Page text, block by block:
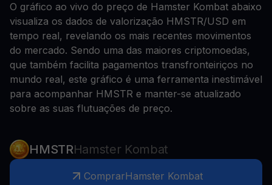
O gráfico ao vivo do preço de Hamster Kombat abaixo
visualiza os dados de valorização HMSTR/USD em
tempo real, revelando os mais recentes movimentos
do mercado. Sendo uma das maiores criptomoedas,
que também facilita pagamentos transfronteiriços no
mundo real, este gráfico é uma ferramenta inestimável
para acompanhar HMSTR e manter-se atualizado
sobre as suas flutuações de preço.
HMSTRHamster Kombat
ComprarHamster Kombat